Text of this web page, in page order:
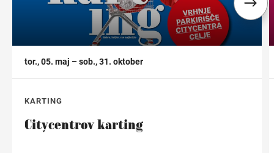
tor., 05. maj – sob., 31. oktober
KARTING
Citycentrov karting